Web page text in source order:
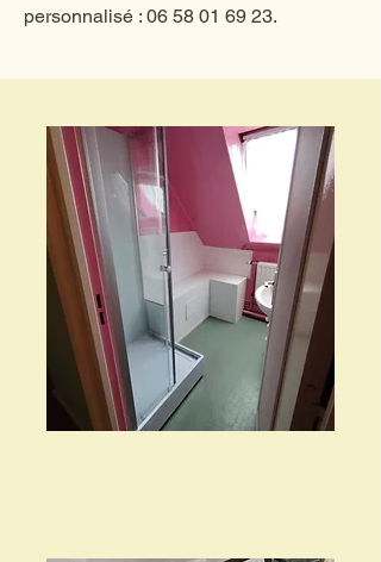
personnalisé : 06 58 01 69 23.